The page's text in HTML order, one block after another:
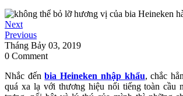
Next
Previous
Tháng Bảy 03, 2019
0 Comment
Nhắc đếnbia Heineken nhập khẩu, chắc
quá xa lạ với thương hiệu nổi tiếng toàn cầu